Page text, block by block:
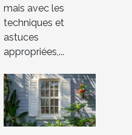
mais avec les
techniques et
astuces
appropriées,...